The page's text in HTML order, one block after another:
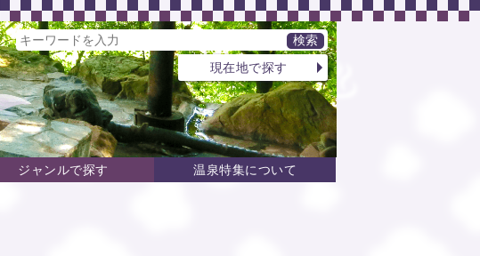
ジャンルで探す 温泉特集について
現在地で探す